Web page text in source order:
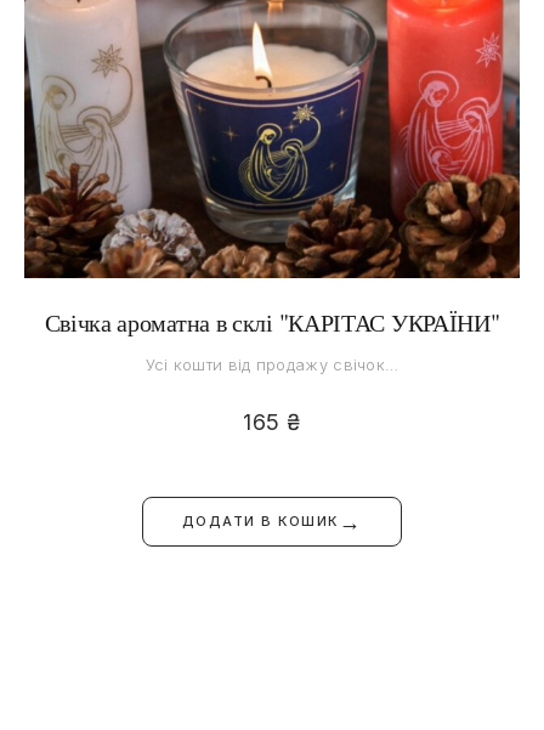
Свічка ароматна в склі "КАРІТАС УКРАЇНИ"
Усі кошти від продажу свічок…
165 ₴
ДОДАТИ В КОШИК →